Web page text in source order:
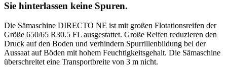
Sie hinterlassen keine Spuren.
Die Sämaschine DIRECTO NE ist mit großen Flotationsreifen der
Größe 650/65 R30.5 FL ausgestattet. Große Reifen reduzieren den
Druck auf den Boden und verhindern Spurrillenbildung bei der
Aussaat auf Böden mit hohem Feuchtigkeitsgehalt. Die Sämaschine
überschreitet eine Transportbreite von 3 m nicht.